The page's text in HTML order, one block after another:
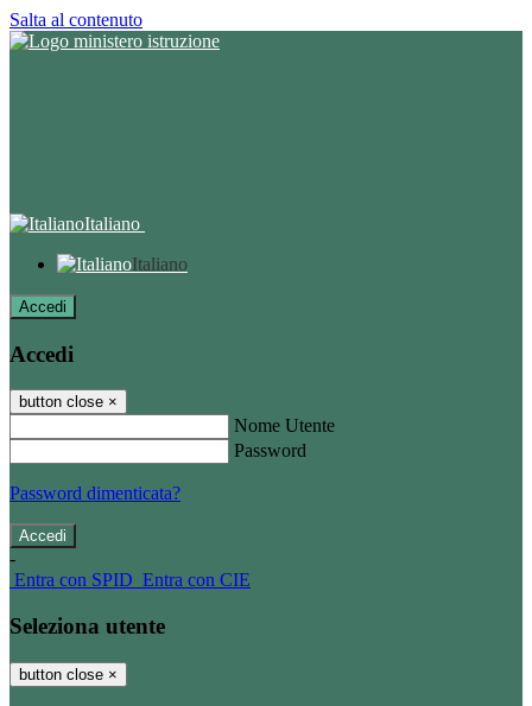
Salta al contenuto
Italiano
Italiano
Accedi
Accedi
button close ×
Nome Utente
Password
Password dimenticata?
-
Entra con SPID Entra con CIE
Seleziona utente
button close ×